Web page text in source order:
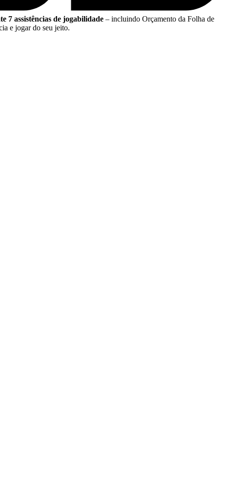
7 assistências de jogabilidade – incluindo Orçamento da Folha de
e jogar do seu jeito.